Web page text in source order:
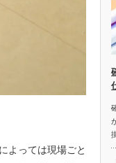
よっては現場ごと